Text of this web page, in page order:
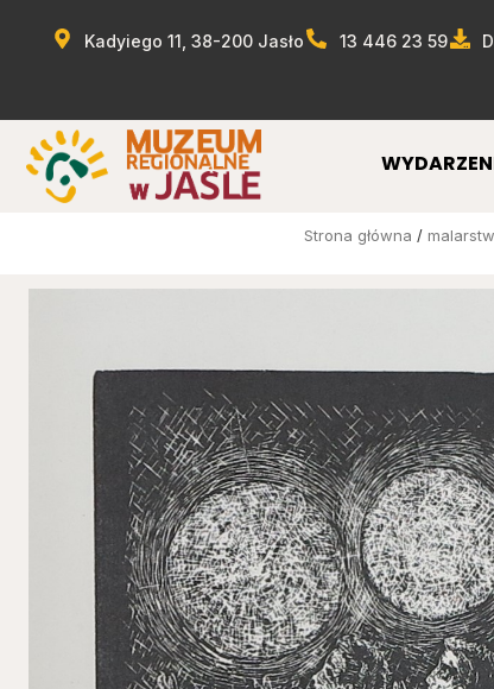
Kadyiego 11, 38-200 Jasło 13 446 23 59
Strona główna /